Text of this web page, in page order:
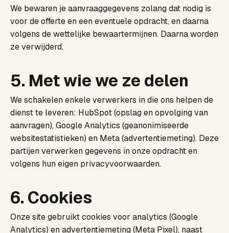
We bewaren je aanvraaggegevens zolang dat nodig is
voor de offerte en een eventuele opdracht, en daarna
volgens de wettelijke bewaartermijnen. Daarna worden
ze verwijderd.
5. Met wie we ze delen
We schakelen enkele verwerkers in die ons helpen de
dienst te leveren: HubSpot (opslag en opvolging van
aanvragen), Google Analytics (geanonimiseerde
websitestatistieken) en Meta (advertentiemeting). Deze
partijen verwerken gegevens in onze opdracht en
volgens hun eigen privacyvoorwaarden.
6. Cookies
Onze site gebruikt cookies voor analytics (Google
Analytics) en advertentiemeting (Meta Pixel), naast